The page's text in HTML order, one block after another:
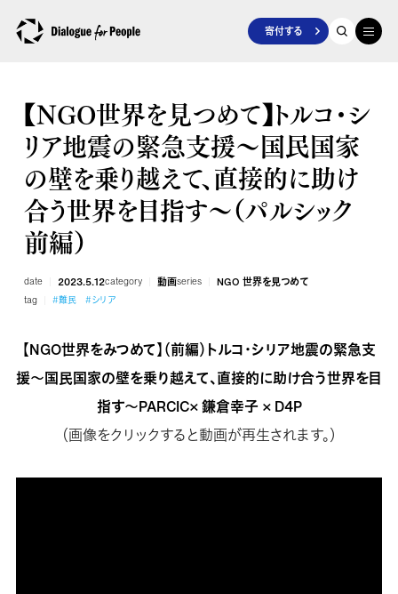
寄付する
【NGO世界を見つめて】トルコ・シ
リア地震の緊急支援～国民国家
の壁を乗り越えて、直接的に助け
合う世界を目指す～（パルシック
前編）
date 2023.5.12category 動画series NGO 世界を見つめて
tag #難民 #シリア
【NGO世界をみつめて】（前編）トルコ・シリア地震の緊急支
援～国民国家の壁を乗り越えて、直接的に助け合う世界を目
指す～PARCIC× 鎌倉幸子 × D4P
（画像をクリックすると動画が再生されます。）